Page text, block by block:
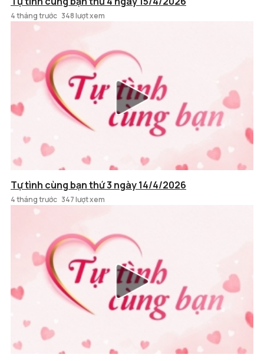
4 tháng trước 348 lượt xem
Tự tình cùng bạn thứ 3 ngày 14/4/2026
4 tháng trước 347 lượt xem